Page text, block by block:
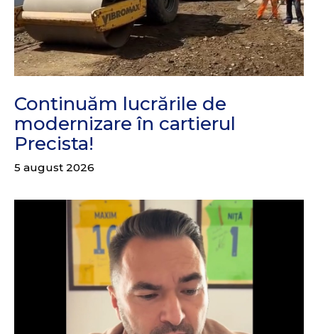
Continuăm lucrările de
modernizare în cartierul
Precista!
5 august 2026